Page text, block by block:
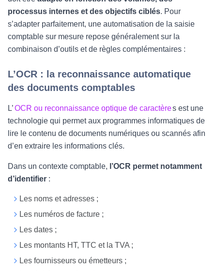
processus internes et des objectifs ciblés. Pour
s’adapter parfaitement, une automatisation de la saisie
comptable sur mesure repose généralement sur la
combinaison d’outils et de règles complémentaires :
L’OCR : la reconnaissance automatique
des documents comptables
L’OCR ou reconnaissance optique de caractères est une
technologie qui permet aux programmes informatiques de
lire le contenu de documents numériques ou scannés afin
d’en extraire les informations clés.
Dans un contexte comptable, l’OCR permet notamment
d’identifier :
Les noms et adresses ;
Les numéros de facture ;
Les dates ;
Les montants HT, TTC et la TVA ;
Les fournisseurs ou émetteurs ;